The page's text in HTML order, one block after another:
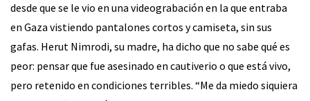
desde que se le vio en una videograbación en la que entraba
en Gaza vistiendo pantalones cortos y camiseta, sin sus
gafas. Herut Nimrodi, su madre, ha dicho que no sabe qué es
peor: pensar que fue asesinado en cautiverio o que está vivo,
pero retenido en condiciones terribles. “Me da miedo siquiera